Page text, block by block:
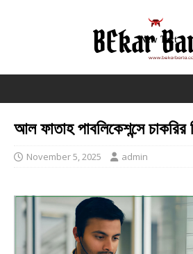
আল ফাতাহ পাবলিকেশন্সে চাকরির
November 5, 2025 admin